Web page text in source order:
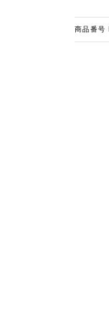
商品番号